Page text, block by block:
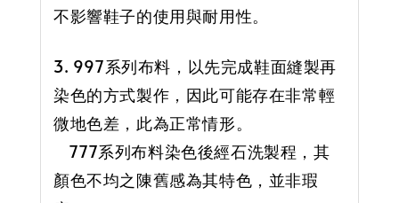
不影響鞋子的使用與耐用性。
3. 997系列布料，以先完成鞋面縫製再
染色的方式製作，因此可能存在非常輕
微地色差，此為正常情形。
777系列布料染色後經石洗製程，其
顏色不均之陳舊感為其特色，並非瑕